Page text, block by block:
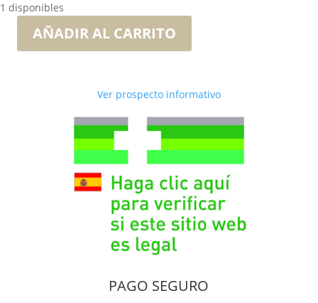
1 disponibles
MirazulAÑADIR AL CARRITO
Ver prospecto informativo
PAGO SEGURO